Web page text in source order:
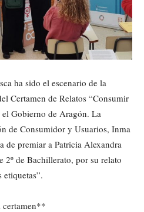
ha sido el escenario de la
Certamen de Relatos “Consumir
Gobierno de Aragón. La
de Consumidor y Usuarios, Inma
de premiar a Patricia Alexandra
2º de Bachillerato, por su relato
certamen**